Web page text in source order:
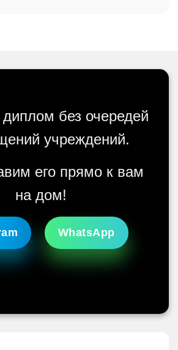
без очередей
учреждений.
его прямо к вам
на дом!
WhatsApp